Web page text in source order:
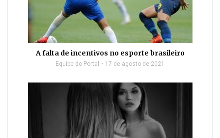
A falta de incentivos no esporte brasileiro
Equipe do Portal 17 de agosto de 2021